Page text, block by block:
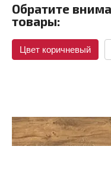
Обратите
товары:
Цвет коричневый